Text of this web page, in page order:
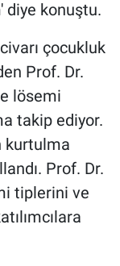
diye konuştu.
çocukluk
Prof. Dr.
lösemi
takip ediyor.
kurtulma
Prof. Dr.
tiplerini ve